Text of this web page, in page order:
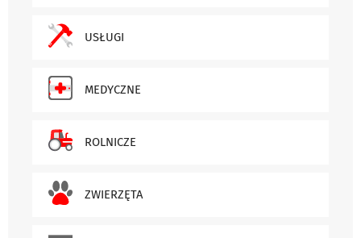
USŁUGI
MEDYCZNE
ROLNICZE
ZWIERZĘTA